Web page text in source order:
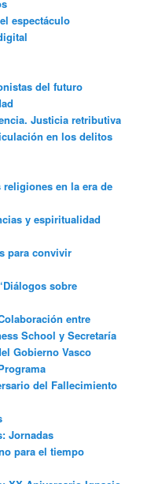
espectáculo
del futuro
Justicia retributiva
en los delitos
en la era de
y espiritualidad
para convivir
sobre
entre
School y Secretaría
Gobierno Vasco
del Fallecimiento
Jornadas
para el tiempo